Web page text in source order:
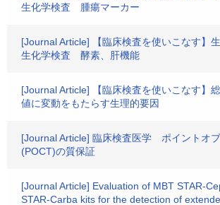
生化学検査 腫瘍マーカー
[Journal Article] 【臨床検査を使いこなす】
生化学検査 酵素、肝機能
[Journal Article] 【臨床検査を使いこなす】
値に変動をもたらす生理的要因
[Journal Article] 臨床検査医学 ポイントオ
(POCT)の質保証
[Journal Article] Evaluation of MBT STAR-
STAR-Carba kits for the detection of